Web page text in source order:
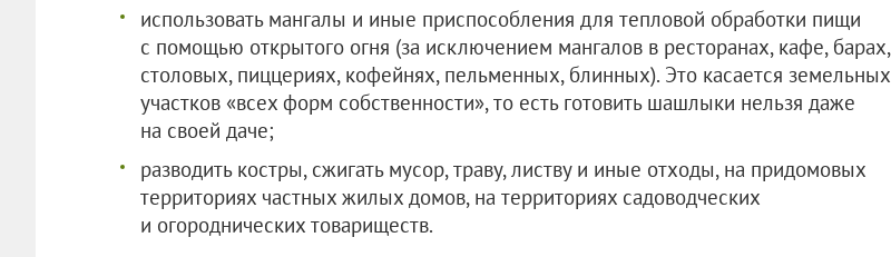
использовать мангалы и иные приспособления для тепловой обработки пищи
с помощью открытого огня (за исключением мангалов в ресторанах, кафе, барах,
столовых, пиццериях, кофейнях, пельменных, блинных). Это касается земельных
участков «всех форм собственности», то есть готовить шашлыки нельзя даже
на своей даче;
разводить костры, сжигать мусор, траву, листву и иные отходы, на придомовых
территориях частных жилых домов, на территориях садоводческих
и огороднических товариществ.